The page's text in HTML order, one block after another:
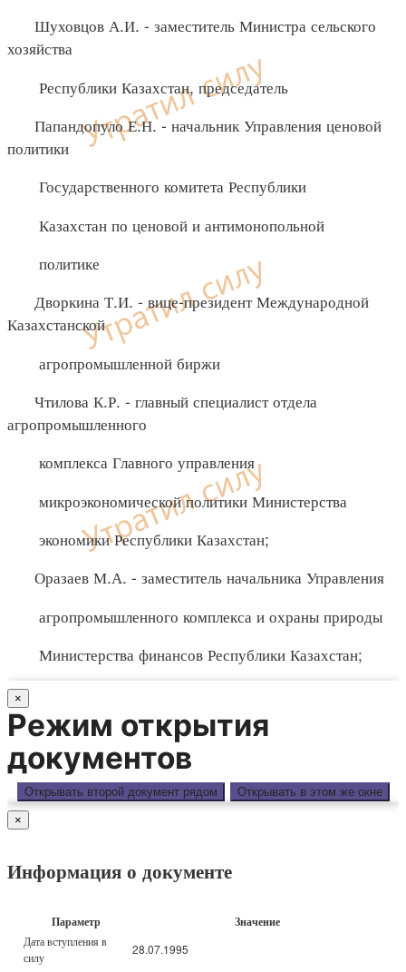
Шуховцов А.И. - заместитель Министра сельского
хозяйства
Республики Казахстан, председатель
Папандопуло Е.Н. - начальник Управления ценовой
политики
Государственного комитета Республики
Казахстан по ценовой и антимонопольной
политике
Дворкина Т.И. - вице-президент Международной
Казахстанской
агропромышленной биржи
Чтилова К.Р. - главный специалист отдела
агропромышленного
комплекса Главного управления
микроэкономической политики Министерства
экономики Республики Казахстан;
Оразаев М.А. - заместитель начальника Управления
агропромышленного комплекса и охраны природы
Министерства финансов Республики Казахстан;
×
Режим открытия
документов
Открывать второй документ рядом Открывать в этом же окне
×
Информация о документе
Параметр Значение
Дата вступления в
силу
28.07.1995